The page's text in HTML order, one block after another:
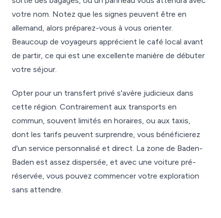
votre nom. Notez que les signes peuvent être en
allemand, alors préparez-vous à vous orienter.
Beaucoup de voyageurs apprécient le café local avant
de partir, ce qui est une excellente manière de débuter
votre séjour.
Opter pour un transfert privé s'avère judicieux dans
cette région. Contrairement aux transports en
commun, souvent limités en horaires, ou aux taxis,
dont les tarifs peuvent surprendre, vous bénéficierez
d'un service personnalisé et direct. La zone de Baden-
Baden est assez dispersée, et avec une voiture pré-
réservée, vous pouvez commencer votre exploration
sans attendre.